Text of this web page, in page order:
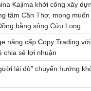
Kajima khởi công xây
tâm Cần Thơ, mong
bằng sông Cửu Long
nâng cấp Copy Trading
chia sẻ lợi nhuận
lái đò” chuyển hướng